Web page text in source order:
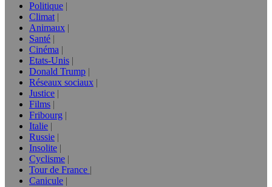
Politique
Climat
Animaux
Santé
Cinéma
Etats-Unis
Donald Trump
Réseaux sociaux
Justice
Films
Fribourg
Italie
Russie
Insolite
Cyclisme
Tour de France
Canicule